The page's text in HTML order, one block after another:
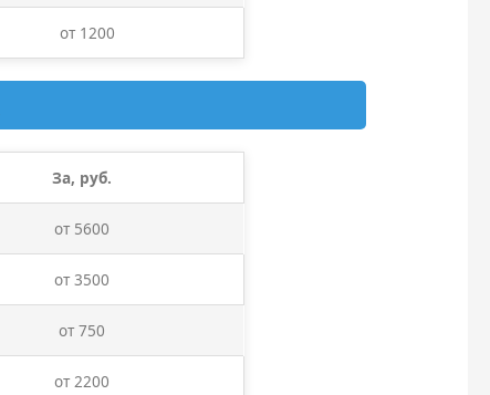
от 1200
За, руб.
от 5600
от 3500
от 750
от 2200